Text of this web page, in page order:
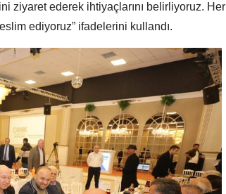
ziyaret ederek ihtiyaçlarını belirliyoruz. Her
ediyoruz” ifadelerini kullandı.